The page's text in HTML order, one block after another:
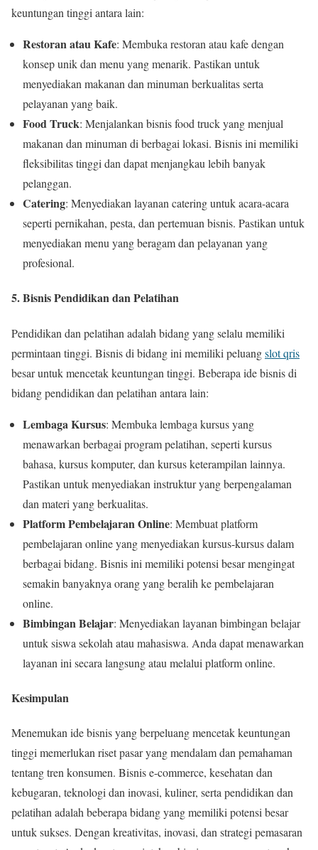
keuntungan tinggi antara lain:
Restoran atau Kafe: Membuka restoran atau kafe dengan
konsep unik dan menu yang menarik. Pastikan untuk
menyediakan makanan dan minuman berkualitas serta
pelayanan yang baik.
Food Truck: Menjalankan bisnis food truck yang menjual
makanan dan minuman di berbagai lokasi. Bisnis ini memiliki
fleksibilitas tinggi dan dapat menjangkau lebih banyak
pelanggan.
Catering: Menyediakan layanan catering untuk acara-acara
seperti pernikahan, pesta, dan pertemuan bisnis. Pastikan untuk
menyediakan menu yang beragam dan pelayanan yang
profesional.
5. Bisnis Pendidikan dan Pelatihan
Pendidikan dan pelatihan adalah bidang yang selalu memiliki
permintaan tinggi. Bisnis di bidang ini memiliki peluangslot qris
besar untuk mencetak keuntungan tinggi. Beberapa ide bisnis di
bidang pendidikan dan pelatihan antara lain:
Lembaga Kursus: Membuka lembaga kursus yang
menawarkan berbagai program pelatihan, seperti kursus
bahasa, kursus komputer, dan kursus keterampilan lainnya.
Pastikan untuk menyediakan instruktur yang berpengalaman
dan materi yang berkualitas.
Platform Pembelajaran Online: Membuat platform
pembelajaran online yang menyediakan kursus-kursus dalam
berbagai bidang. Bisnis ini memiliki potensi besar mengingat
semakin banyaknya orang yang beralih ke pembelajaran
online.
Bimbingan Belajar: Menyediakan layanan bimbingan belajar
untuk siswa sekolah atau mahasiswa. Anda dapat menawarkan
layanan ini secara langsung atau melalui platform online.
Kesimpulan
Menemukan ide bisnis yang berpeluang mencetak keuntungan
tinggi memerlukan riset pasar yang mendalam dan pemahaman
tentang tren konsumen. Bisnis e-commerce, kesehatan dan
kebugaran, teknologi dan inovasi, kuliner, serta pendidikan dan
pelatihan adalah beberapa bidang yang memiliki potensi besar
untuk sukses. Dengan kreativitas, inovasi, dan strategi pemasaran